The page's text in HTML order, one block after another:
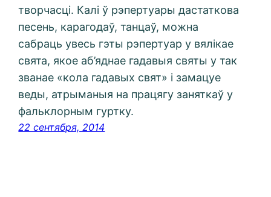
творчасці. Калі ў рэпертуары дастаткова
песень, карагодаў, танцаў, можна
сабраць увесь гэты рэпертуар у вялікае
свята, якое аб’яднае гадавыя святы у так
званае «кола гадавых свят» і замацуе
веды, атрыманыя на працягу заняткаў у
фальклорным гуртку.
22 сентября, 2014